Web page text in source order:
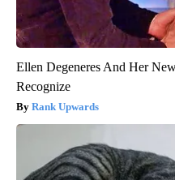
Ellen Degeneres And Her
Recognize
Rank Upwards